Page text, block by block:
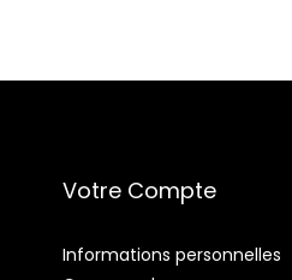
Votre Compte
Informations personnelles